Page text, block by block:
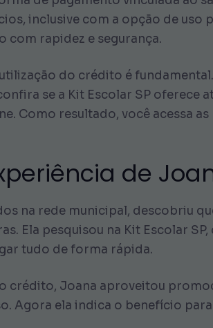
inclusive com a opção de uso
com rapidez e segurança.
do crédito é
se a Kit Escolar SP oferece
Como resultado, você acessa
de
na rede municipal, descobriu
Ela pesquisou na Kit Escolar
tudo de forma rápida.
crédito, Joana aproveitou
Agora ela indica o benefício